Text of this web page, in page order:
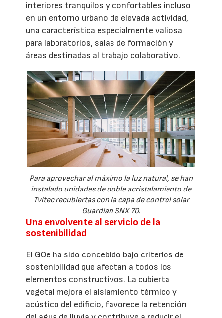
interiores tranquilos y confortables incluso
en un entorno urbano de elevada actividad,
una característica especialmente valiosa
para laboratorios, salas de formación y
áreas destinadas al trabajo colaborativo.
Para aprovechar al máximo la luz natural, se han
instalado unidades de doble acristalamiento de
Tvitec recubiertas con la capa de control solar
Guardian SNX 70.
Una envolvente al servicio de la
sostenibilidad
El GOe ha sido concebido bajo criterios de
sostenibilidad que afectan a todos los
elementos constructivos. La cubierta
vegetal mejora el aislamiento térmico y
acústico del edificio, favorece la retención